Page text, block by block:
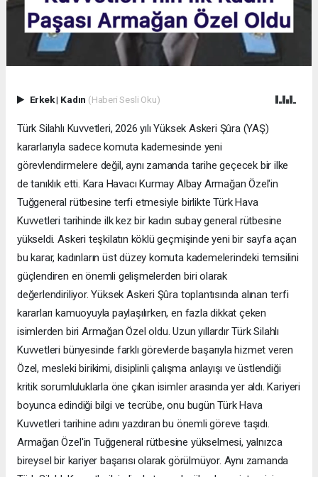
Erkek| Kadın (Haberi Sesli Oku)
Türk Silahlı Kuvvetleri, 2026 yılı Yüksek Askeri Şûra (YAŞ)
kararlarıyla sadece komuta kademesinde yeni
görevlendirmelere değil, aynı zamanda tarihe geçecek bir ilke
de tanıklık etti. Kara Havacı Kurmay Albay Armağan Özel'in
Tuğgeneral rütbesine terfi etmesiyle birlikte Türk Hava
Kuvvetleri tarihinde ilk kez bir kadın subay general rütbesine
yükseldi. Askeri teşkilatın köklü geçmişinde yeni bir sayfa açan
bu karar, kadınların üst düzey komuta kademelerindeki temsilini
güçlendiren en önemli gelişmelerden biri olarak
değerlendiriliyor. Yüksek Askeri Şûra toplantısında alınan terfi
kararları kamuoyuyla paylaşılırken, en fazla dikkat çeken
isimlerden biri Armağan Özel oldu. Uzun yıllardır Türk Silahlı
Kuvvetleri bünyesinde farklı görevlerde başarıyla hizmet veren
Özel, mesleki birikimi, disiplinli çalışma anlayışı ve üstlendiği
kritik sorumluluklarla öne çıkan isimler arasında yer aldı. Kariyeri
boyunca edindiği bilgi ve tecrübe, onu bugün Türk Hava
Kuvvetleri tarihine adını yazdıran bu önemli göreve taşıdı.
Armağan Özel'in Tuğgeneral rütbesine yükselmesi, yalnızca
bireysel bir kariyer başarısı olarak görülmüyor. Aynı zamanda